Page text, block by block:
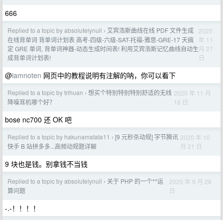
666
Replied to a topic by absolutelynull › 艾宾浩斯曲线在线 PDF 文件生成
在线背单词 背单词计划表 高考-四级-六级-SAT-托福-雅思-GRE-17 天搞
定 GRE 单词, 背单词神器-动态生成时间表! 利用艾宾浩斯记忆曲线自动生
成背单词计划表!
2020
年 11
月 27
日
@iamnoten 网页中的教程说明有注解的呐，你可以看下
Replied to a topic by trihuan › 想买个特别特别特别舒适的无线
降噪耳机哪个好？
2020 年 11 月
16 日
bose nc700 还 OK 吧
Replied to a topic by hakunamatata11 › [9 元秒杀动规] 字节腾讯
快手 B 站拼多多...高频动规题详解
2020 年 10
月 21 日
9 块也是钱。别拿钱不当钱
Replied to a topic by absolutelynull › 关于 PHP 的一个**运
算问题
2020 年 9 月 28
日
-.-！！！！